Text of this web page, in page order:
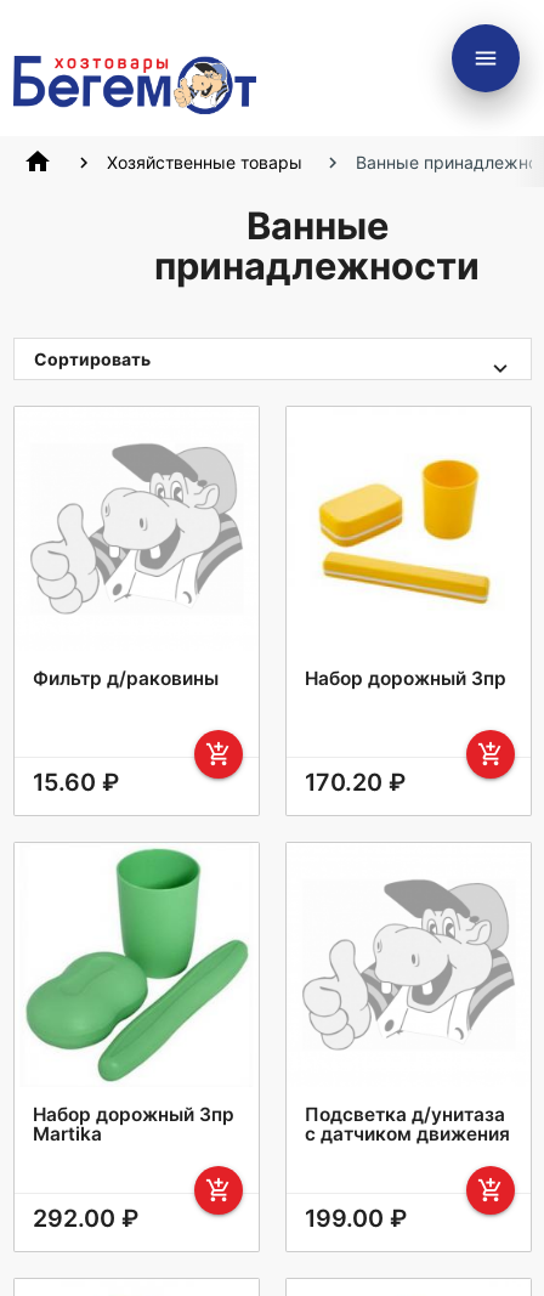
menu
home Хозяйственные товары Ванные
Ванные
принадлежности
Сортировать
Фильтр д/раковины
add_shopping_cart
15.60 ₽
Набор дорожный 3пр
add_shopping_cart
170.20 ₽
Набор дорожный 3пр
Martika
add_shopping_cart
292.00 ₽
Подсветка д/унитаза
с датчиком движения
add_shopping_cart
199.00 ₽